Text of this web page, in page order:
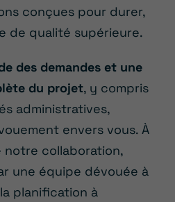
conçues pour durer,
de qualité supérieure.
des demandes et une
du projet, y compris
administratives,
envers vous. À
collaboration,
une équipe dévouée à
planification à